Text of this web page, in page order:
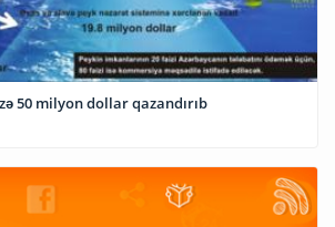
50 milyon dollar qazandırıb